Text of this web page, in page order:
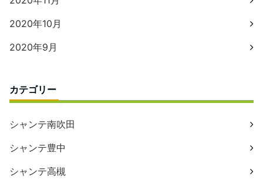
2020年10月
2020年9月
カテゴリー
シャンテ南吹田
シャンテ豊中
シャンテ高槻